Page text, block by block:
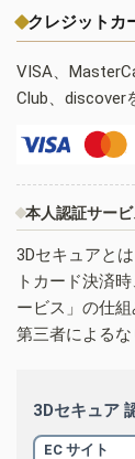
クレジットカ
VISA、
Club、discover
本人認証サー
3Dセキュアと
トカード決済
ービス」の仕
第三者によるな
3Dセキュア
EC サイト